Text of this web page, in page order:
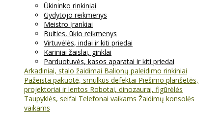
Ūkininko rinkiniai
Gydytojo reikmenys
Meistro įrankiai
Buities, ūkio reikmenys
Virtuvėlės, indai ir kiti priedai
Kariniai žaislai, ginklai
Parduotuvės, kasos aparatai ir kiti priedai
Arkadiniai, stalo žaidimai Balionų paleidimo rinkiniai
Pažeista pakuotė, smulkūs defektai Piešimo planšetės,
projektoriai ir lentos Robotai, dinozaurai, figūrėlės
Taupyklės, seifai Telefonai vaikams Žaidimų konsolės
vaikams